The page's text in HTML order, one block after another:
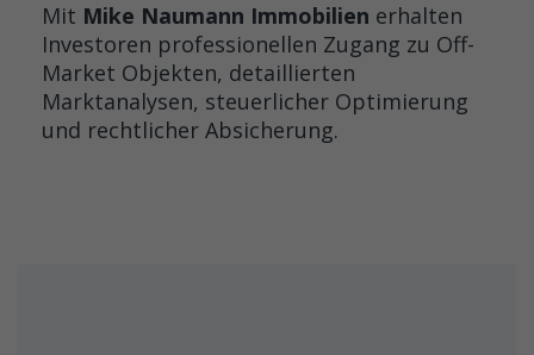
Mit Mike Naumann Immobilien erhalten
Investoren professionellen Zugang zu Off-
Market Objekten, detaillierten
Marktanalysen, steuerlicher Optimierung
und rechtlicher Absicherung.